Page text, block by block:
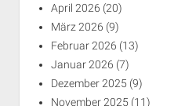
April 2026 (20)
März 2026 (9)
Februar 2026 (13)
Januar 2026 (7)
Dezember 2025 (9)
November 2025 (11)